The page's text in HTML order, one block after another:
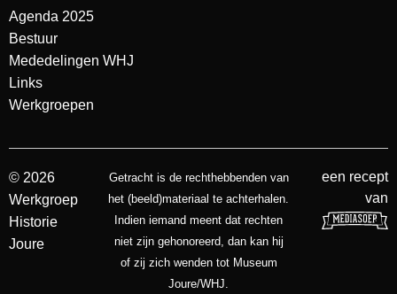
Agenda 2025
Bestuur
Mededelingen WHJ
Links
Werkgroepen
© 2026
Werkgroep
Historie
Joure
Getracht is de rechthebbenden van
het (beeld)materiaal te achterhalen.
Indien iemand meent dat rechten
niet zijn gehonoreerd, dan kan hij
of zij zich wenden tot Museum
Joure/WHJ.
een recept
van